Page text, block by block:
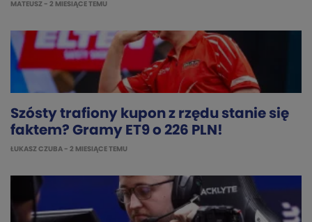
MATEUSZ - 2 MIESIĄCE TEMU
Szósty trafiony kupon z rzędu stanie się
faktem? Gramy ET9 o 226 PLN!
ŁUKASZ CZUBA - 2 MIESIĄCE TEMU